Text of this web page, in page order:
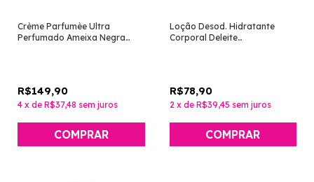
Crème Parfumèe Ultra
Perfumado Ameixa Negra
R$149,90
4 x de R$37,48 sem juros
Loção Desod. Hidratante
Corporal Deleite
R$78,90
2 x de R$39,45 sem juros